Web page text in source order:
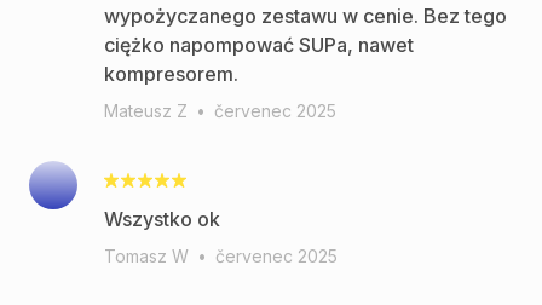
wypożyczanego zestawu w cenie. Bez tego
ciężko napompować SUPa, nawet
kompresorem.
Mateusz Z • červenec 2025
Wszystko ok
Tomasz W • červenec 2025